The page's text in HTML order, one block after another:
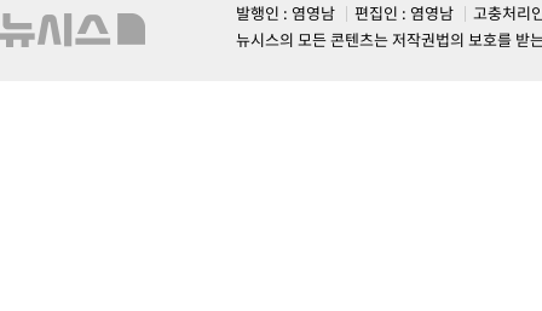
발행인 : 염영남
편집인 : 염영남
고충처리
뉴시스의 모든 콘텐츠는 저작권법의 보호를